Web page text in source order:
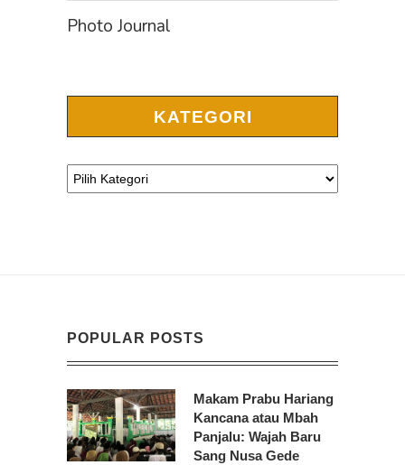
Photo Journal
KATEGORI
POPULAR POSTS
Makam Prabu Hariang
Kancana atau Mbah
Panjalu: Wajah Baru
Sang Nusa Gede